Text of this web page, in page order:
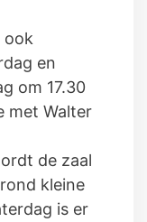
ook
en
om 17.30
met Walter
de zaal
kleine
is er